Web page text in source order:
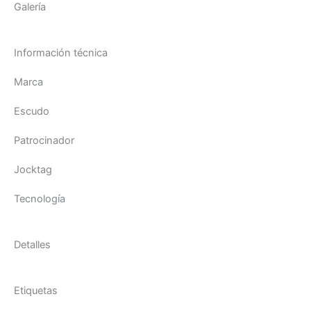
Galería
Información técnica
Marca
Escudo
Patrocinador
Jocktag
Tecnología
Detalles
Etiquetas